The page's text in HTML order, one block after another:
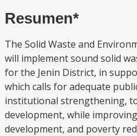
Resumen*
The Solid Waste and
will implement sound solid
for the Jenin District, in
which calls for adequate
institutional strengthening,
development, while
development, and poverty